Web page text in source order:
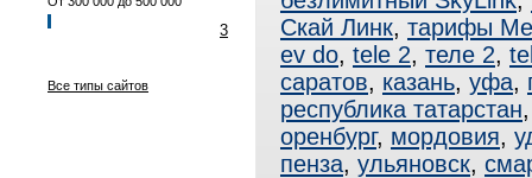
3
Все типы сайтов
Скай Линк, тарифы
ev do, tele 2, теле 2,
саратов, казань, уфа,
республика татарстан
оренбург, мордовия,
пенза, ульяновск,